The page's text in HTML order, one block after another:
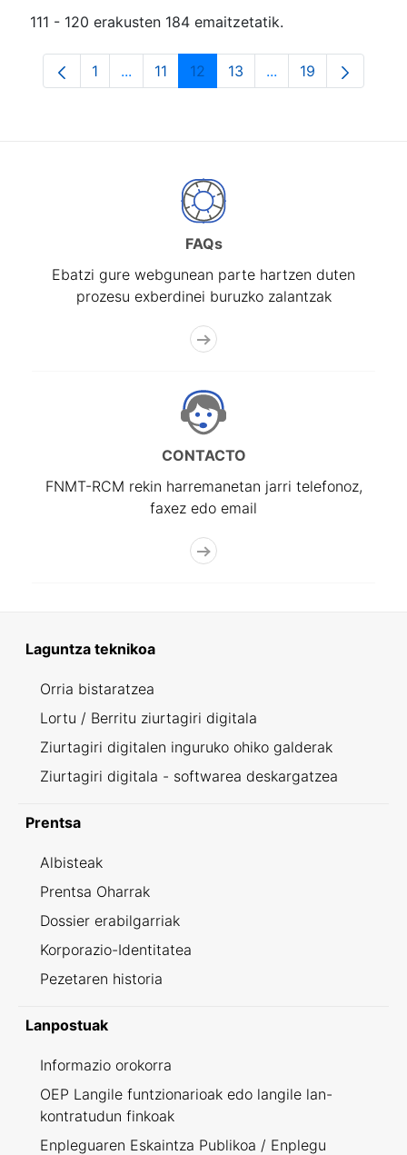
111 - 120 erakusten 184 emaitzetatik.
Orrialdea
1 ...Intermediate Pages Use TAB to navigate.
Orrialdea
11 Orrialdea
12 Orrialdea
13 ...Intermediate
Orrialdea
19
FAQs
Ebatzi gure webgunean parte hartzen duten
prozesu exberdinei buruzko zalantzak
CONTACTO
FNMT-RCM rekin harremanetan jarri telefonoz,
faxez edo email
Laguntza teknikoa
Orria bistaratzea
Lortu / Berritu ziurtagiri digitala
Ziurtagiri digitalen inguruko ohiko galderak
Ziurtagiri digitala - softwarea deskargatzea
Prentsa
Albisteak
Prentsa Oharrak
Dossier erabilgarriak
Korporazio-Identitatea
Pezetaren historia
Lanpostuak
Informazio orokorra
OEP Langile funtzionarioak edo langile lan-
kontratudun finkoak
Enpleguaren Eskaintza Publikoa / Enplegu